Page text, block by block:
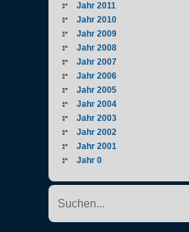
Jahr 2011
Jahr 2010
Jahr 2009
Jahr 2008
Jahr 2007
Jahr 2006
Jahr 2005
Jahr 2004
Jahr 2003
Jahr 2002
Jahr 2001
Jahr 0